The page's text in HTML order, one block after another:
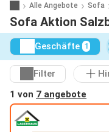
Alle Angebote Sofa
Sofa Aktion
Geschäfte 1
Filter
1 von 7 angebote